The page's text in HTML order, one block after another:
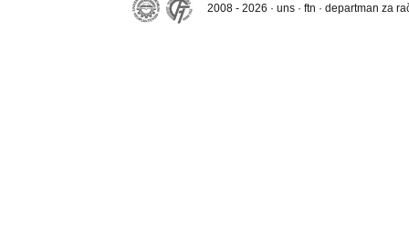
2008 - 2026 · uns · ftn · departman za